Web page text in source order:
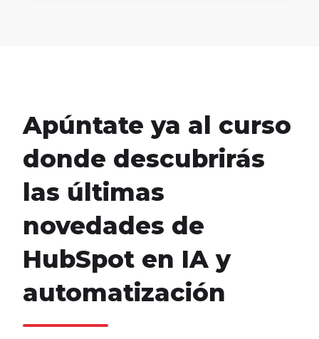
Apúntate ya al curso
donde descubrirás
las últimas
novedades de
HubSpot en IA y
automatización